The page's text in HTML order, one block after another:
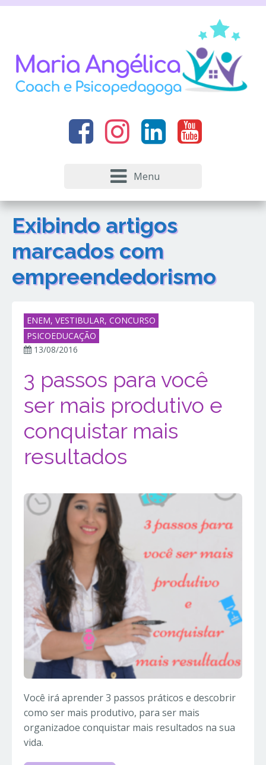
Menu
Exibindo artigos
marcados com
empreendedorismo
ENEM, VESTIBULAR, CONCURSO
PSICOEDUCAÇÃO
13/08/2016
3 passos para você
ser mais produtivo e
conquistar mais
resultados
Você irá aprender 3 passos práticos e descobrir
como ser mais produtivo, para ser mais
organizadoe conquistar mais resultados na sua
vida.